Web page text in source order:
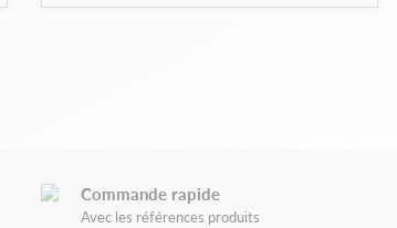
Commande rapide
Avec les références produits